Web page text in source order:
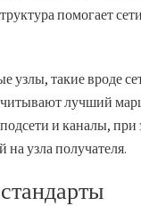
помогает
такие вроде
лучший
и каналы,
узла получателя.